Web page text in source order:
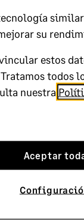
Automatizar
su
estos
todos
nuestra
Aceptar